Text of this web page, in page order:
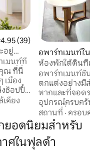
แนนเฉลี่ย 4.95 จาก 5, 39 รีวิว
4.95 (39)
อยู่
เมนท์ที่
คุณ ที่นี่
เมือง
งช็อปปิ้ง
างวัน
ง
กนี้
รับผู้เข้า
ที่เงียบ
เคียง
อพาร์ทเมนท์ใน
ห้องพักใต้ดินที่เงีย
อพาร์ทเมนท์ชั้นใ
ตกแต่งอย่างมีสไต
หากและที่จอดรถส่วนตัว มีห้อ
อุปกรณ์ครบครันพ
อาหารที่อบอุ่น Wi-Fi สมาร์ททีวีโซฟาและ
เก้าอี้โยกเชิญคุณมาอ้อยอิ่ง
นการนอนช่วยให้เข้า
นอนแยกต่างหากพ
สถานที่ · ครอบครัว
ยอดนิยมสำหรับ
ศในฟุลด้า